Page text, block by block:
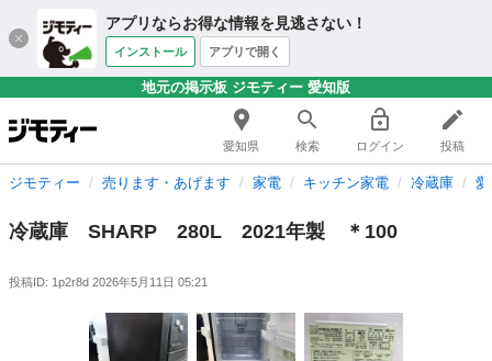
アプリならお得な情報を見逃さない！
インストール アプリで開く
地元の掲示板 ジモティー 愛知版
愛知県 検索 ログイン 投稿
ジモティー 売ります・あげます 家電 キッチン家電 冷蔵庫
冷蔵庫 SHARP 280L 2021年製 ＊100
投稿ID: 1p2r8d 2026年5月11日 05:21